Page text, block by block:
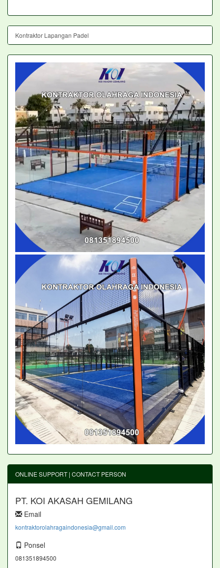
Kontraktor Lapangan Padel
ONLINE SUPPORT | CONTACT PERSON
PT. KOI AKASAH GEMILANG
Email
kontraktorolahragaindonesia@gmail.com
Ponsel
081351894500